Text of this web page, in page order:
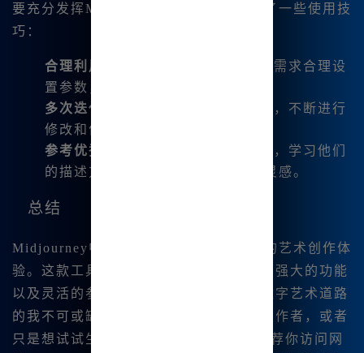
要充分发挥Midjourney的优势，我总结了一些使用技
巧：
合理利用参数
: 在生成图像时，根据需求合理设
置参数，以提高输出作品的质量。
多次迭代
: 使用生成的图像作为基础，不断进行
修改和优化，直到达到理想效果。
参考优秀作品
: 查看其他用户的作品，学习他们
的描述方式和参数设置，从中获取灵感。
总结
Midjourney中文版为我带来了前所未有的艺术创作体
验。这款工具凭借其中文界面的友好性、强大的功能
以及灵活的参数设置，无疑是正在探索数字艺术道路
的我不可或缺的助手。如果你也是艺术创作者，或者
只是想试试生成.艺术的乐趣，.我强烈推荐你访问网